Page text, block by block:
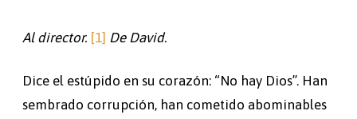
Al director. [1] De David.
Dice el estúpido en su corazón: “No hay Dios”. Han
sembrado corrupción, han cometido abominables